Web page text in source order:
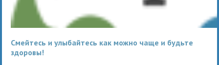
Смейтесь и улыбайтесь как можно чаще и будьте
здоровы!